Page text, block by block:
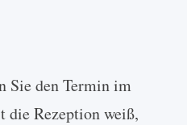
Sie den Termin im
die Rezeption weiß,